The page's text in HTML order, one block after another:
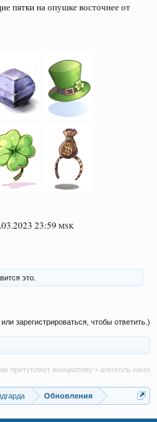
пятки на опушке восточнее от
23:59 MSK
это.
зарегистрироваться, чтобы ответить.)
инициативу • алкоголь
Обновления